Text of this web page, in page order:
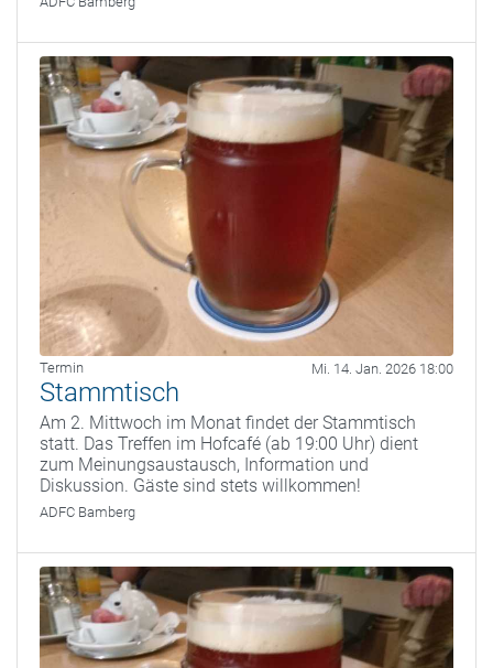
Termin Mi. 14. Jan. 2026 18:00
Stammtisch
Am 2. Mittwoch im Monat findet der Stammtisch
statt. Das Treffen im Hofcafé (ab 19:00 Uhr) dient
zum Meinungsaustausch, Information und
Diskussion. Gäste sind stets willkommen!
ADFC Bamberg